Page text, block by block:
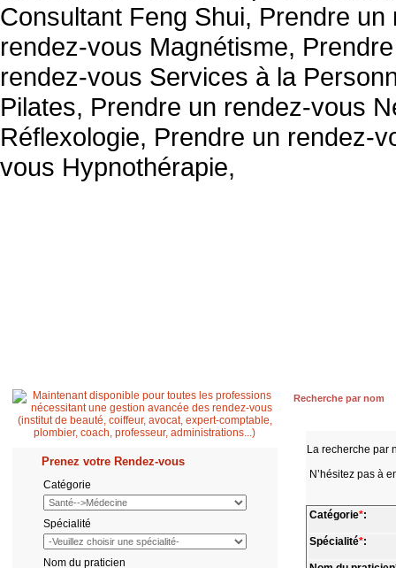
Prenez votre Rendez-vous
Catégorie
Spécialité
Nom du praticien
Recherche par nom
La recherche par
N’hésitez pas à
Catégorie*:
Spécialité*: